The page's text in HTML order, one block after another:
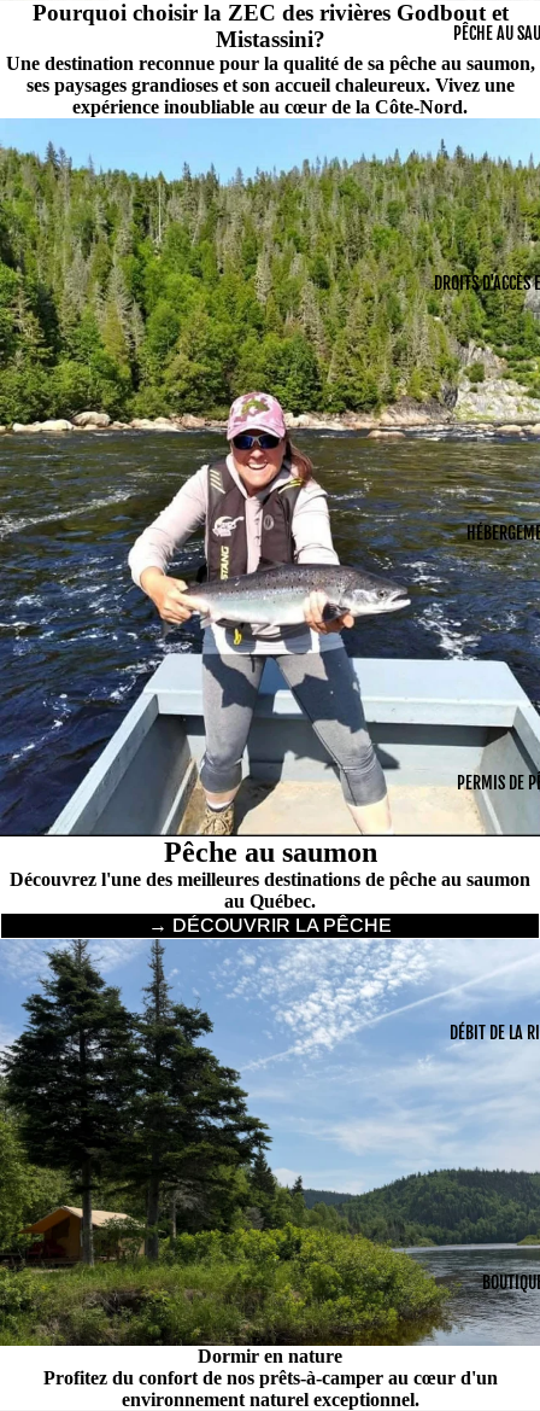
PÊCHE AU
DROITS D'ACCÈS
PERMIS DE
DÉBIT DE LA
Pourquoi choisir la ZEC des rivières Godbout et
Mistassini?
Une destination reconnue pour la qualité de sa pêche au saumon,
ses paysages grandioses et son accueil chaleureux. Vivez une
expérience inoubliable au cœur de la Côte-Nord.
Pêche au saumon
Découvrez l'une des meilleures destinations de pêche au saumon
au Québec.
→ DÉCOUVRIR LA PÊCHE
Dormir en nature
Profitez du confort de nos prêts-à-camper au cœur d'un
environnement naturel exceptionnel.